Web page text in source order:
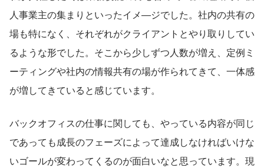
人事業主の集まりといったイメ―ジでした。社内の共有の
場も特になく、それぞれがクライアントとやり取りしてい
るような形でした。そこから少しずつ人数が増え、定例ミ
ーティングや社内の情報共有の場が作られてきて、一体感
が増してきていると感じています。
バックオフィスの仕事に関しても、やっている内容が同じ
であっても成長のフェーズによって達成しなければいけな
いゴールが変わってくるのが面白いなと思っています。現